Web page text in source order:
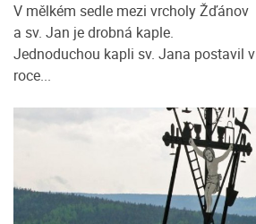
V mělkém sedle mezi vrcholy Žďánov
a sv. Jan je drobná kaple.
Jednoduchou kapli sv. Jana postavil v
roce...